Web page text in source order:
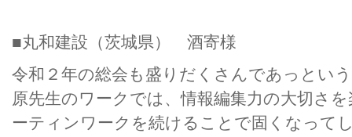
■丸和建設（茨城県） 酒寄様
令和２年の総会も盛りだくさんであっとい
原先生のワークでは、情報編集力の大切さ
ーティンワークを続けることで固くなって